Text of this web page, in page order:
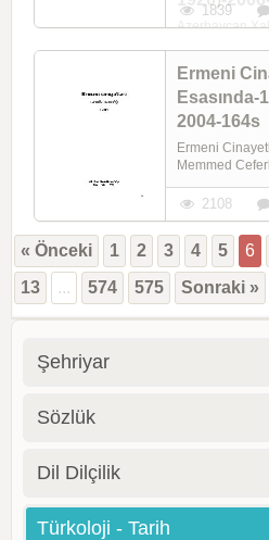
Azerbaycan
Memmedova-
1839
Ermeni
Esasında-
2004-164s
Ermeni
Memmed
2108
« Önceki 1 2 3 4 5 6
13
... 574 575 Sonraki »
Şehriyar
Sözlük
Dil Dilçilik
Türkoloji - Tarih